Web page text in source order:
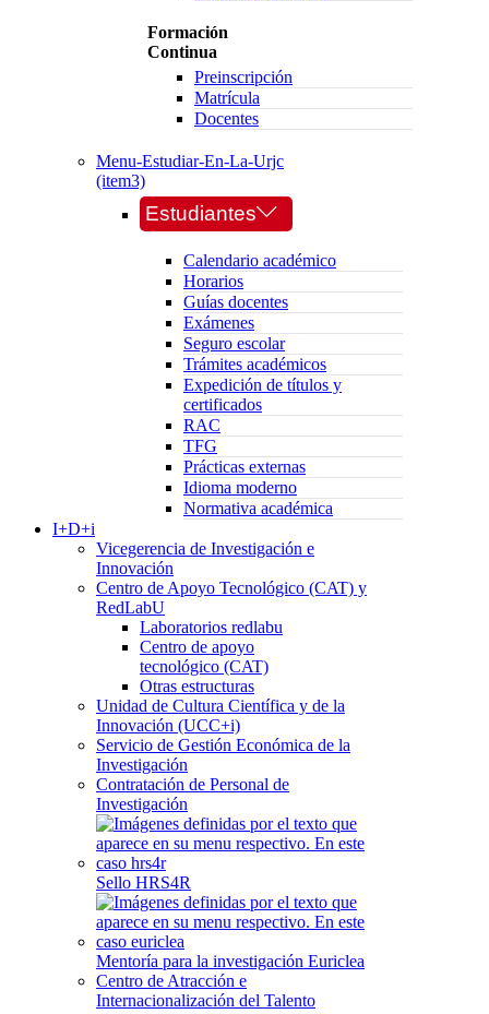
Formación
Continua
Preinscripción
Matrícula
Docentes
Menu-Estudiar-En-La-Urjc
(item3)
Estudiantes
Calendario académico
Horarios
Guías docentes
Exámenes
Seguro escolar
Trámites académicos
Expedición de títulos y
certificados
RAC
TFG
Prácticas externas
Idioma moderno
Normativa académica
I+D+i
Vicegerencia de Investigación e
Innovación
Centro de Apoyo Tecnológico (CAT) y
RedLabU
Laboratorios redlabu
Centro de apoyo
tecnológico (CAT)
Otras estructuras
Unidad de Cultura Científica y de la
Innovación (UCC+i)
Servicio de Gestión Económica de la
Investigación
Contratación de Personal de
Investigación
Sello HRS4R
Mentoría para la investigación Euriclea
Centro de Atracción e
Internacionalización del Talento